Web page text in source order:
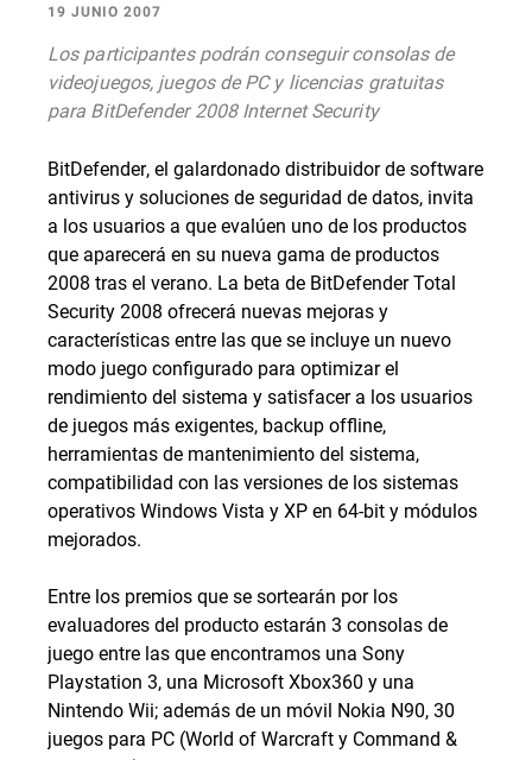
19 JUNIO 2007
Los participantes podrán conseguir consolas de
videojuegos, juegos de PC y licencias gratuitas
para BitDefender 2008 Internet Security
BitDefender, el galardonado distribuidor de software
antivirus y soluciones de seguridad de datos, invita
a los usuarios a que evalúen uno de los productos
que aparecerá en su nueva gama de productos
2008 tras el verano. La beta de BitDefender Total
Security 2008 ofrecerá nuevas mejoras y
características entre las que se incluye un nuevo
modo juego configurado para optimizar el
rendimiento del sistema y satisfacer a los usuarios
de juegos más exigentes, backup offline,
herramientas de mantenimiento del sistema,
compatibilidad con las versiones de los sistemas
operativos Windows Vista y XP en 64-bit y módulos
mejorados.
Entre los premios que se sortearán por los
evaluadores del producto estarán 3 consolas de
juego entre las que encontramos una Sony
Playstation 3, una Microsoft Xbox360 y una
Nintendo Wii; además de un móvil Nokia N90, 30
juegos para PC (World of Warcraft y Command &